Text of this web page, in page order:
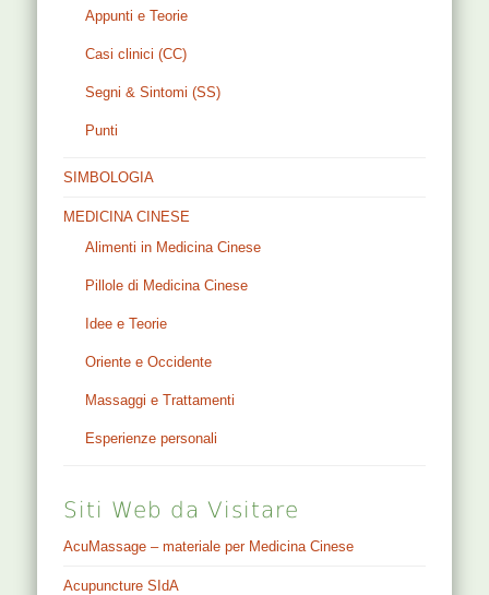
Appunti e Teorie
Casi clinici (CC)
Segni & Sintomi (SS)
Punti
SIMBOLOGIA
MEDICINA CINESE
Alimenti in Medicina Cinese
Pillole di Medicina Cinese
Idee e Teorie
Oriente e Occidente
Massaggi e Trattamenti
Esperienze personali
Siti Web da Visitare
AcuMassage – materiale per Medicina Cinese
Acupuncture SIdA